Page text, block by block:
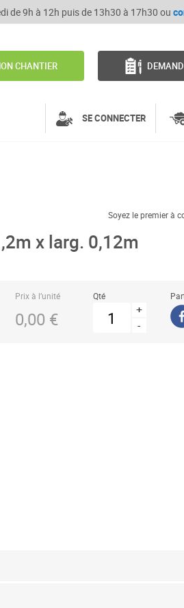
de 9h à 12h puis de 13h30 à 17h30 ou
CHANTIER
SE CONNECTER
Soyez le premier à
x larg. 0,12m
Prix à l’unité
0,00 €
Qté
+
-